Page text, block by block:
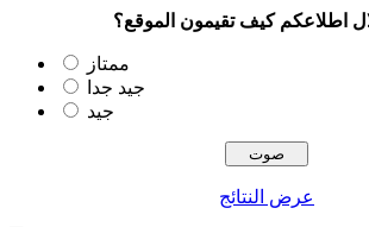
اطلاعكم كيف تقيمون الموقع؟
ممتاز
جيد جدا
جيد
عرض النتائج